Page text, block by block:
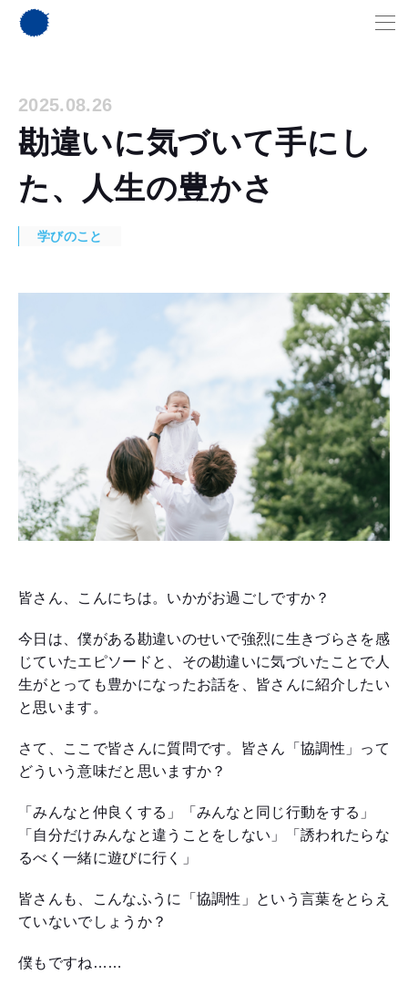
2025.08.26
勘違いに気づいて手にし
た、人生の豊かさ
学びのこと
皆さん、こんにちは。いかがお過ごしですか？
今日は、僕がある勘違いのせいで強烈に生きづらさを感
じていたエピソードと、その勘違いに気づいたことで人
生がとっても豊かになったお話を、皆さんに紹介したい
と思います。
さて、ここで皆さんに質問です。皆さん「協調性」って
どういう意味だと思いますか？
「みんなと仲良くする」「みんなと同じ行動をする」
「自分だけみんなと違うことをしない」「誘われたらな
るべく一緒に遊びに行く」
皆さんも、こんなふうに「協調性」という言葉をとらえ
ていないでしょうか？
僕もですね……